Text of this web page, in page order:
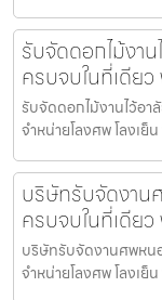
รับจัดดอกไม้งา
ครบจบในที่เดีย
รับจัดดอกไม้งานไว้อ
จำหน่ายโลงศพ โลงเ
บริษัทรับจัดงาน
ครบจบในที่เดีย
บริษัทรับจัดงานศพหน
จำหน่ายโลงศพ โลงเ